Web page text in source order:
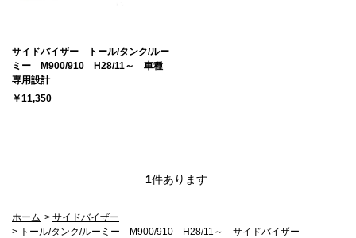
サイドバイザー トール/タンク/ルー
ミー M900/910 H28/11～ 車種
専用設計
￥11,350
1件あります
ホーム > サイドバイザー
> トール/タンク/ルーミー M900/910 H28/11～ サイドバイザー